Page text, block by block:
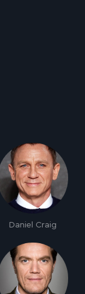
Daniel Craig